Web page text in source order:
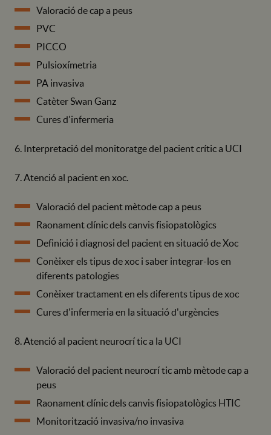
Valoració de cap a peus
PVC
PICCO
Pulsioxímetria
PA invasiva
Catèter Swan Ganz
Cures d'infermeria
6. Interpretació del monitoratge del pacient crític a UCI
7. Atenció al pacient en xoc.
Valoració del pacient mètode cap a peus
Raonament clínic dels canvis fisiopatològics
Definició i diagnosi del pacient en situació de Xoc
Conèixer els tipus de xoc i saber integrar-los en
diferents patologies
Conèixer tractament en els diferents tipus de xoc
Cures d'infermeria en la situació d'urgències
8. Atenció al pacient neurocrí tic a la UCI
Valoració del pacient neurocrí tic amb mètode cap a
peus
Raonament clínic dels canvis fisiopatològics HTIC
Monitorització invasiva/no invasiva